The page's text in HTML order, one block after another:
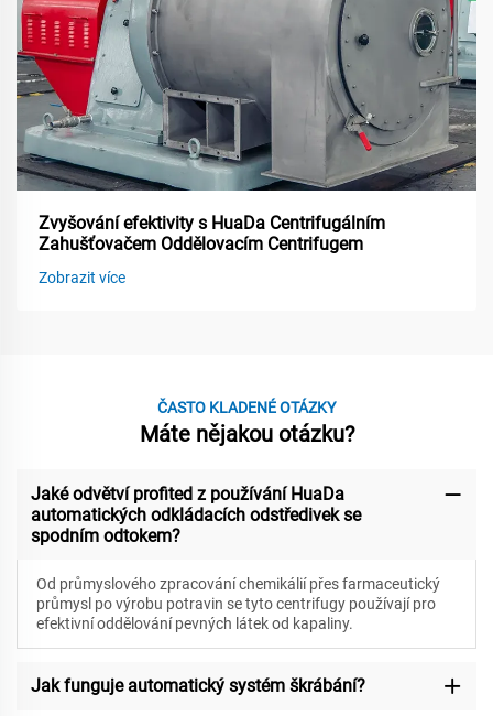
Zvyšování efektivity s HuaDa Centrifugálním
Zahušťovačem Oddělovacím Centrifugem
Zobrazit více
ČASTO KLADENÉ OTÁZKY
Máte nějakou otázku?
Jaké odvětví profited z používání HuaDa
automatických odkládacích odstředivek se
spodním odtokem?
Od průmyslového zpracování chemikálií přes farmaceutický
průmysl po výrobu potravin se tyto centrifugy používají pro
efektivní oddělování pevných látek od kapaliny.
Jak funguje automatický systém škrábání?